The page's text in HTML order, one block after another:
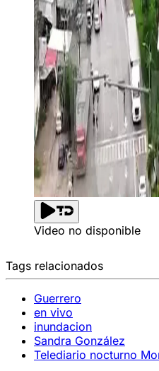
Video no disponible
Tags relacionados
Guerrero
en vivo
inundacion
Sandra González
Telediario nocturno